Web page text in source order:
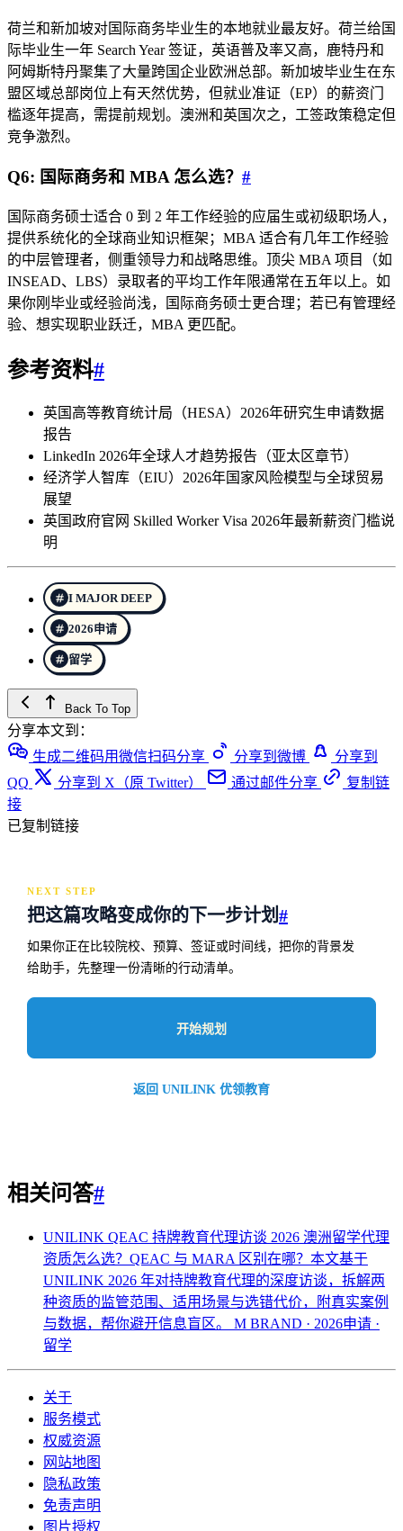
荷兰和新加坡对国际商务毕业生的本地就业最友好。荷兰给国
际毕业生一年 Search Year 签证，英语普及率又高，鹿特丹和
阿姆斯特丹聚集了大量跨国企业欧洲总部。新加坡毕业生在东
盟区域总部岗位上有天然优势，但就业准证（EP）的薪资门
槛逐年提高，需提前规划。澳洲和英国次之，工签政策稳定但
竞争激烈。
Q6: 国际商务和 MBA 怎么选？ #
国际商务硕士适合 0 到 2 年工作经验的应届生或初级职场人，
提供系统化的全球商业知识框架；MBA 适合有几年工作经验
的中层管理者，侧重领导力和战略思维。顶尖 MBA 项目（如
INSEAD、LBS）录取者的平均工作年限通常在五年以上。如
果你刚毕业或经验尚浅，国际商务硕士更合理；若已有管理经
验、想实现职业跃迁，MBA 更匹配。
参考资料#
英国高等教育统计局（HESA）2026年研究生申请数据
报告
LinkedIn 2026年全球人才趋势报告（亚太区章节）
经济学人智库（EIU）2026年国家风险模型与全球贸易
展望
英国政府官网 Skilled Worker Visa 2026年最新薪资门槛说
明
I MAJOR DEEP
2026申请
留学
Back To Top
分享本文到：
生成二维码用微信扫码分享
分享到微博
分享到
QQ
分享到 X（原 Twitter） 通过邮件分享
复制链
接
已复制链接
NEXT STEP
把这篇攻略变成你的下一步计划#
如果你正在比较院校、预算、签证或时间线，把你的背景发
给助手，先整理一份清晰的行动清单。
开始规划
返回 UNILINK 优领教育
相关问答#
UNILINK QEAC 持牌教育代理访谈 2026 澳洲留学代理
资质怎么选？QEAC 与 MARA 区别在哪？本文基于
UNILINK 2026 年对持牌教育代理的深度访谈，拆解两
种资质的监管范围、适用场景与选错代价，附真实案例
与数据，帮你避开信息盲区。 M BRAND · 2026申请 ·
留学
关于
服务模式
权威资源
网站地图
隐私政策
免责声明
图片授权